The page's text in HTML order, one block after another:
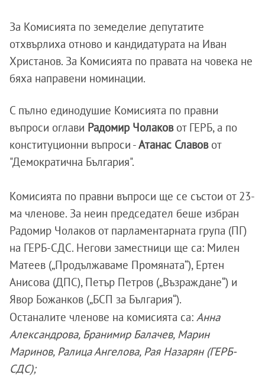
За Комисията по земеделие депутатите
отхвърлиха отново и кандидатурата на Иван
Христанов. За Комисията по правата на човека не
бяха направени номинации.
С пълно единодушие Комисията по правни
въпроси оглави Радомир Чолаковот ГЕРБ, а по
конституционни въпроси -Атанас Славовот
"Демократична България".
Комисията по правни въпроси ще се състои от 23-
ма членове. За неин председател беше избран
Радомир Чолаков от парламентарната група (ПГ)
на ГЕРБ-СДС. Негови заместници ще са: Милен
Матеев („Продължаваме Промяната“), Ертен
Анисова (ДПС), Петър Петров („Възраждане“) и
Явор Божанков („БСП за България“).
Останалите членове на комисията са: Анна
Александрова, Бранимир Балачев, Марин
Маринов, Ралица Ангелова, Рая Назарян (ГЕРБ-
СДС);